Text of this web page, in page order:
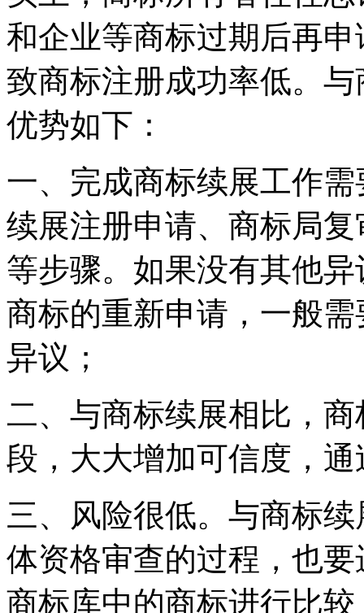
和企业等商标过期后再
致商标注册成功率低。
优势如下：
一、完成商标续展工作
续展注册申请、商标局
等步骤。如果没有其他
商标的重新申请，一般
异议；
二、与商标续展相比，
段，大大增加可信度，
三、风险很低。与商标
体资格审查的过程，也
商标库中的商标进行比